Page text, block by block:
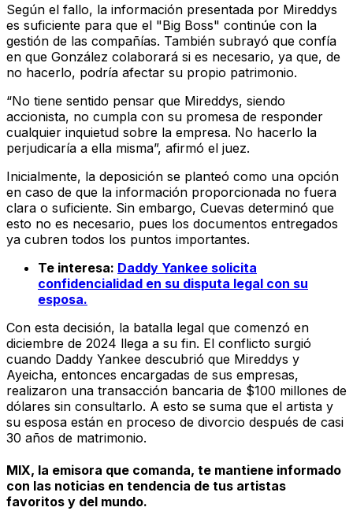
Según el fallo, la información presentada por Mireddys
es suficiente para que el "Big Boss" continúe con la
gestión de las compañías. También subrayó que confía
en que González colaborará si es necesario, ya que, de
no hacerlo, podría afectar su propio patrimonio.
“No tiene sentido pensar que Mireddys, siendo
accionista, no cumpla con su promesa de responder
cualquier inquietud sobre la empresa. No hacerlo la
perjudicaría a ella misma”, afirmó el juez.
Inicialmente, la deposición se planteó como una opción
en caso de que la información proporcionada no fuera
clara o suficiente. Sin embargo, Cuevas determinó que
esto no es necesario, pues los documentos entregados
ya cubren todos los puntos importantes.
Te interesa: Daddy Yankee solicita
confidencialidad en su disputa legal con su
esposa.
Con esta decisión, la batalla legal que comenzó en
diciembre de 2024 llega a su fin. El conflicto surgió
cuando Daddy Yankee descubrió que Mireddys y
Ayeicha, entonces encargadas de sus empresas,
realizaron una transacción bancaria de $100 millones de
dólares sin consultarlo. A esto se suma que el artista y
su esposa están en proceso de divorcio después de casi
30 años de matrimonio.
MIX, la emisora que comanda, te mantiene informado
con las noticias en tendencia de tus artistas
favoritos y del mundo.